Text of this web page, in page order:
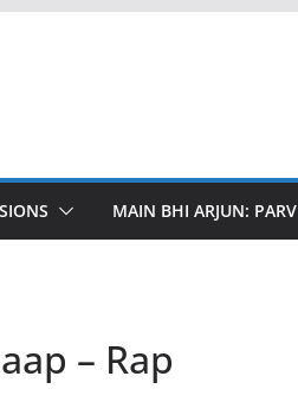
MAIN BHI ARJUN: PARV
– Rap